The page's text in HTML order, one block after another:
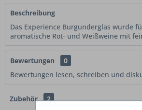
Beschreibung
Das Experience Burgunderglas wurde
aromatische Rot- und Weißweine mit
Bewertungen
0
Bewertungen lesen, schreiben und
Zubehör 2